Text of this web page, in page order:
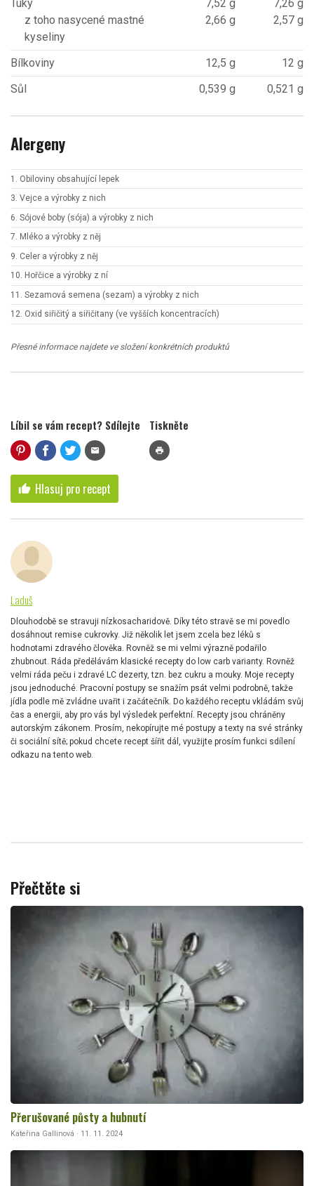
Tuky
z toho nasycené mastné
kyseliny
7,52 g
2,66 g
7,26 g
2,57 g
Bílkoviny 12,5 g
12 g
Sůl
0,539 g 0,521 g
Alergeny
1. Obiloviny obsahující lepek
3. Vejce a výrobky z nich
6. Sójové boby (sója) a výrobky z nich
7. Mléko a výrobky z něj
9. Celer a výrobky z něj
10. Hořčice a výrobky z ní
11. Sezamová semena (sezam) a výrobky z nich
12. Oxid siřičitý a siřičitany (ve vyšších koncentracích)
Přesné informace najdete ve složení konkrétních produktů
Líbil se vám recept? Sdílejte
mail
Tiskněte
print
thumb_up Hlasuj pro recept
Laduš
Dlouhodobě se stravuji nízkosacharidově. Díky této stravě se mi povedlo
dosáhnout remise cukrovky. Již několik let jsem zcela bez léků s
hodnotami zdravého člověka. Rovněž se mi velmi výrazně podařilo
zhubnout. Ráda předělávám klasické recepty do low carb varianty. Rovněž
velmi ráda peču i zdravé LC dezerty, tzn. bez cukru a mouky. Moje recepty
jsou jednoduché. Pracovní postupy se snažím psát velmi podrobně, takže
jídla podle mě zvládne uvařit i začátečník. Do každého receptu vkládám svůj
čas a energii, aby pro vás byl výsledek perfektní. Recepty jsou chráněny
autorským zákonem. Prosím, nekopírujte mé postupy a texty na své stránky
či sociální sítě; pokud chcete recept šířit dál, využijte prosím funkci sdílení
odkazu na tento web.
Přečtěte si
Přerušované půsty a hubnutí
Kateřina Gallinová · 11. 11. 2024